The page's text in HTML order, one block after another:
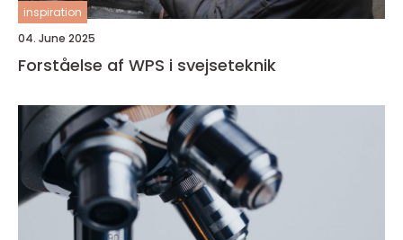
inspiration
04. June 2025
Forståelse af WPS i svejseteknik